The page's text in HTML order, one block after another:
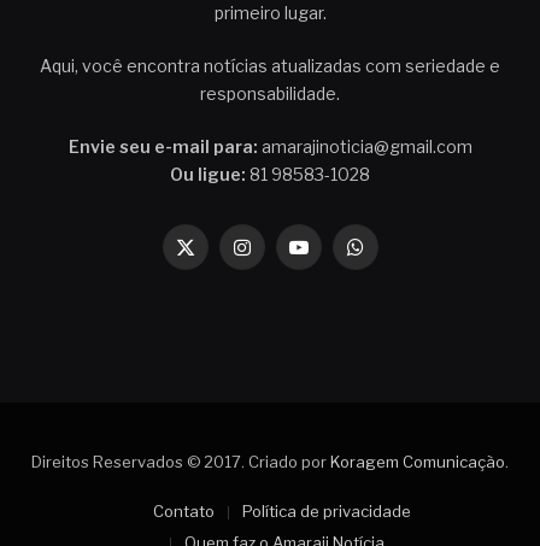
primeiro lugar.
Aqui, você encontra notícias atualizadas com seriedade e
responsabilidade.
Envie seu e-mail para: amarajinoticia@gmail.com
Ou ligue: 81 98583-1028
X
InstagramYouTubeWhatsApp
Direitos Reservados © 2017. Criado porKoragem Comunicação.
Contato
Política de privacidade
Quem faz o Amaraji Notícia